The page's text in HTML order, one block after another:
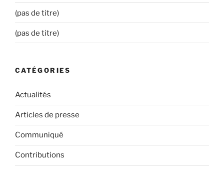
(pas de titre)
(pas de titre)
CATÉGORIES
Actualités
Articles de presse
Communiqué
Contributions